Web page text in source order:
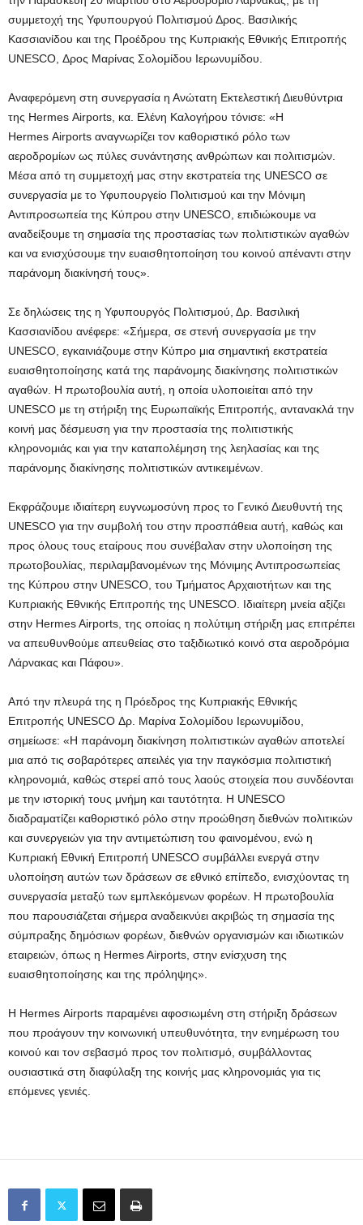
συμμετοχή της Υφυπουργού Πολιτισμού Δρος. Βασιλικής
Κασσιανίδου και της Προέδρου της Κυπριακής Εθνικής Επιτροπής
UNESCO, Δρος Μαρίνας Σολομίδου Ιερωνυμίδου.
Αναφερόμενη στη συνεργασία η Ανώτατη Εκτελεστική Διευθύντρια
της Hermes Airports, κα. Ελένη Καλογήρου τόνισε: «Η
Hermes Airports αναγνωρίζει τον καθοριστικό ρόλο των
αεροδρομίων ως πύλες συνάντησης ανθρώπων και πολιτισμών.
Μέσα από τη συμμετοχή μας στην εκστρατεία της UNESCO σε
συνεργασία με το Υφυπουργείο Πολιτισμού και την Μόνιμη
Αντιπροσωπεία της Κύπρου στην UNESCO, επιδιώκουμε να
αναδείξουμε τη σημασία της προστασίας των πολιτιστικών αγαθών
και να ενισχύσουμε την ευαισθητοποίηση του κοινού απέναντι στην
παράνομη διακίνησή τους».
Σε δηλώσεις της η Υφυπουργός Πολιτισμού, Δρ. Βασιλική
Κασσιανίδου ανέφερε: «Σήμερα, σε στενή συνεργασία με την
UNESCO, εγκαινιάζουμε στην Κύπρο μια σημαντική εκστρατεία
ευαισθητοποίησης κατά της παράνομης διακίνησης πολιτιστικών
αγαθών. Η πρωτοβουλία αυτή, η οποία υλοποιείται από την
UNESCO με τη στήριξη της Ευρωπαϊκής Επιτροπής, αντανακλά την
κοινή μας δέσμευση για την προστασία της πολιτιστικής
κληρονομιάς και για την καταπολέμηση της λεηλασίας και της
παράνομης διακίνησης πολιτιστικών αντικειμένων.
Εκφράζουμε ιδιαίτερη ευγνωμοσύνη προς το Γενικό Διευθυντή της
UNESCO για την συμβολή του στην προσπάθεια αυτή, καθώς και
προς όλους τους εταίρους που συνέβαλαν στην υλοποίηση της
πρωτοβουλίας, περιλαμβανομένων της Μόνιμης Αντιπροσωπείας
της Κύπρου στην UNESCO, του Τμήματος Αρχαιοτήτων και της
Κυπριακής Εθνικής Επιτροπής της UNESCO. Ιδιαίτερη μνεία αξίζει
στην Hermes Airports, της οποίας η πολύτιμη στήριξη μας επιτρέπει
να απευθυνθούμε απευθείας στο ταξιδιωτικό κοινό στα αεροδρόμια
Λάρνακας και Πάφου».
Από την πλευρά της η Πρόεδρος της Κυπριακής Εθνικής
Επιτροπής UNESCO Δρ. Μαρίνα Σολομίδου Ιερωνυμίδου,
σημείωσε: «Η παράνομη διακίνηση πολιτιστικών αγαθών αποτελεί
μια από τις σοβαρότερες απειλές για την παγκόσμια πολιτιστική
κληρονομιά, καθώς στερεί από τους λαούς στοιχεία που συνδέονται
με την ιστορική τους μνήμη και ταυτότητα. Η UNESCO
διαδραματίζει καθοριστικό ρόλο στην προώθηση διεθνών πολιτικών
και συνεργειών για την αντιμετώπιση του φαινομένου, ενώ η
Κυπριακή Εθνική Επιτροπή UNESCO συμβάλλει ενεργά στην
υλοποίηση αυτών των δράσεων σε εθνικό επίπεδο, ενισχύοντας τη
συνεργασία μεταξύ των εμπλεκόμενων φορέων. Η πρωτοβουλία
που παρουσιάζεται σήμερα αναδεικνύει ακριβώς τη σημασία της
σύμπραξης δημόσιων φορέων, διεθνών οργανισμών και ιδιωτικών
εταιρειών, όπως η Hermes Airports, στην ενίσχυση της
ευαισθητοποίησης και της πρόληψης».
Η Hermes Airports παραμένει αφοσιωμένη στη στήριξη δράσεων
που προάγουν την κοινωνική υπευθυνότητα, την ενημέρωση του
κοινού και τον σεβασμό προς τον πολιτισμό, συμβάλλοντας
ουσιαστικά στη διαφύλαξη της κοινής μας κληρονομιάς για τις
επόμενες γενιές.